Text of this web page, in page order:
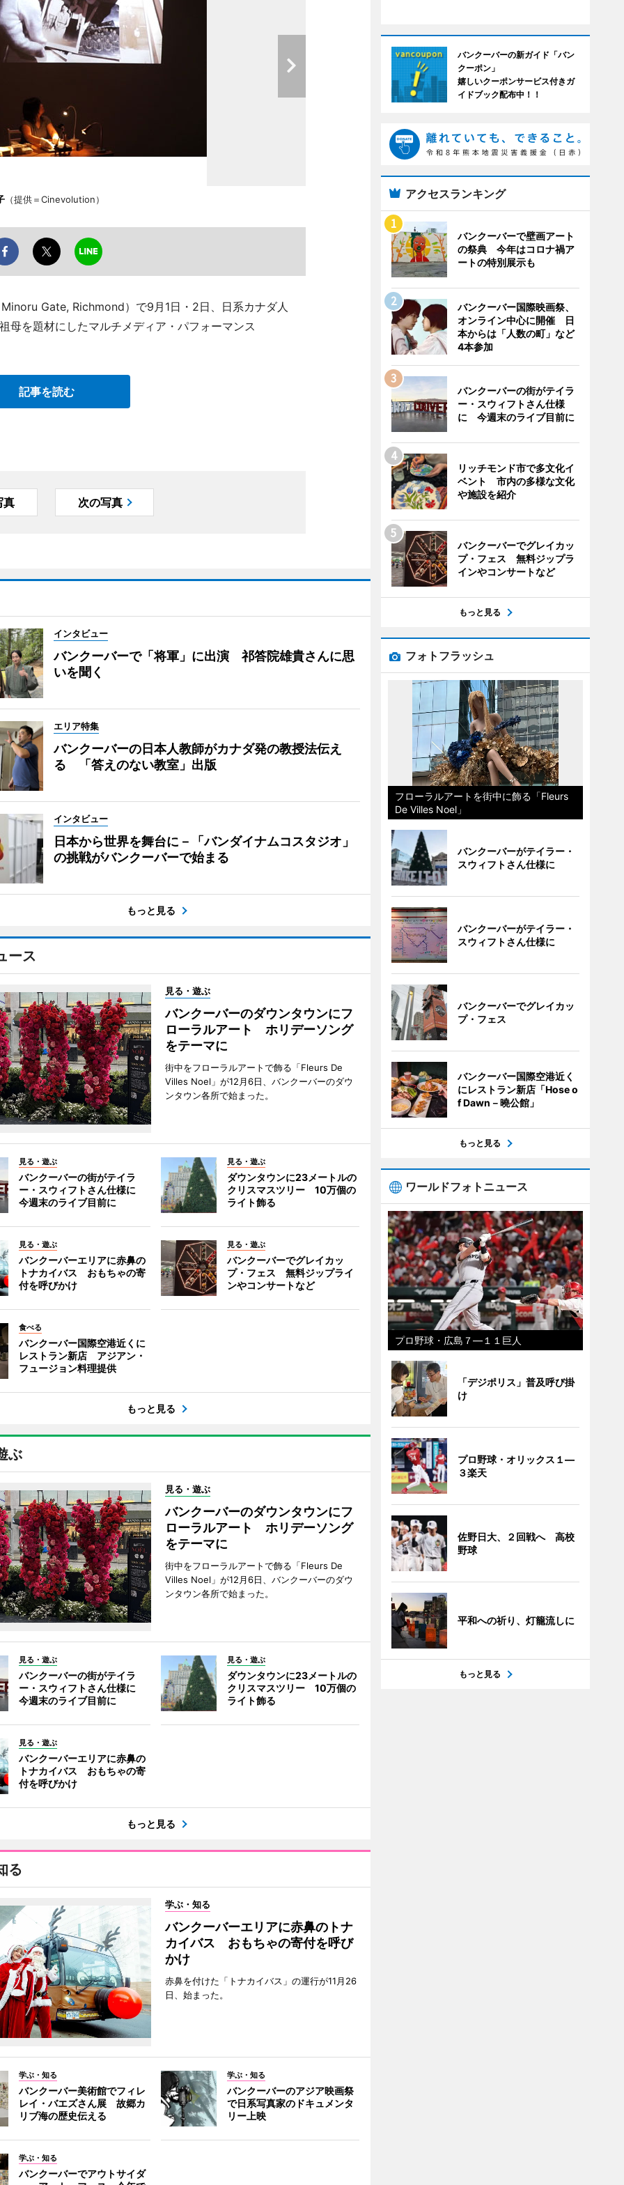
（提供＝Cinevolution）
Gate, Richmond）で9月1日・2日、日系カナダ人
母を題材にしたマルチメディア・パフォーマンス
記事を読む
真 次の写真
インタビュー
バンクーバーで「将軍」に出演 祁答院雄貴さんに思
いを聞く
エリア特集
バンクーバーの日本人教師がカナダ発の教授法伝え
る 「答えのない教室」出版
インタビュー
日本から世界を舞台に－「バンダイナムコスタジオ」
の挑戦がバンクーバーで始まる
もっと見る
ース
見る・遊ぶ
バンクーバーのダウンタウンにフ
ローラルアート ホリデーソング
をテーマに
街中をフローラルアートで飾る「Fleurs De
Villes Noel」が12月6日、バンクーバーのダウ
ンタウン各所で始まった。
見る・遊ぶ
バンクーバーの街がテイラ
ー・スウィフトさん仕様に
今週末のライブ目前に
見る・遊ぶ
ダウンタウンに23メートルの
クリスマスツリー 10万個の
ライト飾る
見る・遊ぶ
バンクーバーエリアに赤鼻の
トナカイバス おもちゃの寄
付を呼びかけ
見る・遊ぶ
バンクーバーでグレイカッ
プ・フェス 無料ジップライ
ンやコンサートなど
食べる
バンクーバー国際空港近くに
レストラン新店 アジアン・
フュージョン料理提供
もっと見る
ぶ
見る・遊ぶ
バンクーバーのダウンタウンにフ
ローラルアート ホリデーソング
をテーマに
街中をフローラルアートで飾る「Fleurs De
Villes Noel」が12月6日、バンクーバーのダウ
ンタウン各所で始まった。
見る・遊ぶ
バンクーバーの街がテイラ
ー・スウィフトさん仕様に
今週末のライブ目前に
見る・遊ぶ
ダウンタウンに23メートルの
クリスマスツリー 10万個の
ライト飾る
見る・遊ぶ
バンクーバーエリアに赤鼻の
トナカイバス おもちゃの寄
付を呼びかけ
もっと見る
る
学ぶ・知る
バンクーバーエリアに赤鼻のトナ
カイバス おもちゃの寄付を呼び
かけ
赤鼻を付けた「トナカイバス」の運行が11月26
日、始まった。
学ぶ・知る
バンクーバー美術館でフィレ
レイ・バエズさん展 故郷カ
リブ海の歴史伝える
学ぶ・知る
バンクーバーのアジア映画祭
で日系写真家のドキュメンタ
リー上映
学ぶ・知る
バンクーバーでアウトサイダ
バンクーバーの新ガイド「バン
クーポン」
嬉しいクーポンサービス付きガ
イドブック配布中！！
アクセスランキング
バンクーバーで壁画アート
の祭典 今年はコロナ禍ア
ートの特別展示も
バンクーバー国際映画祭、
オンライン中心に開催 日
本からは「人数の町」など
4本参加
バンクーバーの街がテイラ
ー・スウィフトさん仕様
に 今週末のライブ目前に
リッチモンド市で多文化イ
ベント 市内の多様な文化
や施設を紹介
バンクーバーでグレイカッ
プ・フェス 無料ジップラ
インやコンサートなど
もっと見る
フォトフラッシュ
フローラルアートを街中に飾る「Fleurs
De Villes Noel」
バンクーバーがテイラー・
スウィフトさん仕様に
バンクーバーがテイラー・
スウィフトさん仕様に
バンクーバーでグレイカッ
プ・フェス
バンクーバー国際空港近く
にレストラン新店「Hose o
f Dawn－曉公館」
もっと見る
ワールドフォトニュース
プロ野球・広島７―１１巨人
「デジポリス」普及呼び掛
け
プロ野球・オリックス１―
３楽天
佐野日大、２回戦へ 高校
野球
平和への祈り、灯籠流しに
もっと見る